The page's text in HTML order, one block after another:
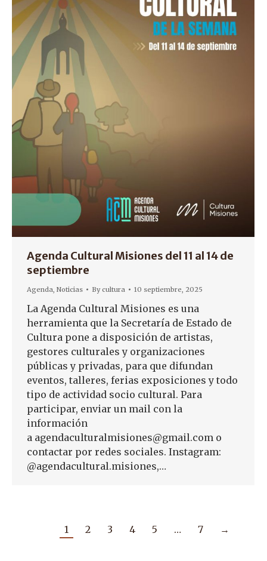
Agenda Cultural Misiones del 11 al 14 de
septiembre
Agenda Noticias Bycultura 10 septiembre, 2025
La Agenda Cultural Misiones es una
herramienta que la Secretaría de Estado de
Cultura pone a disposición de artistas,
gestores culturales y organizaciones
públicas y privadas, para que difundan
eventos, talleres, ferias exposiciones y todo
tipo de actividad socio cultural. Para
participar, enviar un mail con la
información
a agendaculturalmisiones@gmail.com o
contactar por redes sociales. Instagram:
@agendacultural.misiones,…
1 2 3 4 5 … 7 →